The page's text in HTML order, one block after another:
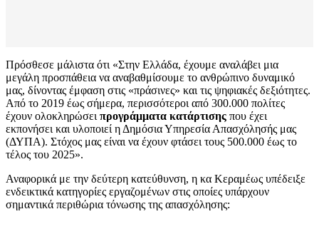
Πρόσθεσε μάλιστα ότι «Στην Ελλάδα, έχουμε αναλάβει μια
μεγάλη προσπάθεια να αναβαθμίσουμε το ανθρώπινο δυναμικό
μας, δίνοντας έμφαση στις «πράσινες» και τις ψηφιακές δεξιότητες.
Από το 2019 έως σήμερα, περισσότεροι από 300.000 πολίτες
έχουν ολοκληρώσει προγράμματα κατάρτισης που έχει
εκπονήσει και υλοποιεί η Δημόσια Υπηρεσία Απασχόλησής μας
(ΔΥΠΑ). Στόχος μας είναι να έχουν φτάσει τους 500.000 έως το
τέλος του 2025».
Αναφορικά με την δεύτερη κατεύθυνση, η κα Κεραμέως υπέδειξε
ενδεικτικά κατηγορίες εργαζομένων στις οποίες υπάρχουν
σημαντικά περιθώρια τόνωσης της απασχόλησης: